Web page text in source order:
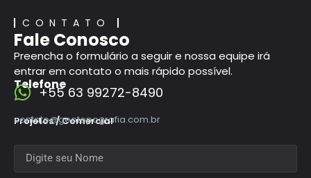
CONTATO
Fale Conosco
Preencha o formulário a seguir e nossa equipe irá
entrar em contato o mais rápido possível.
Telefone+55 63 99272-8490
Projetos / Comercial
contato@geotopografia.com.br